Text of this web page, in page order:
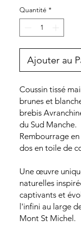
Quantité *
Ajouter au
Coussin tissé
brunes et
brebis
du Sud Manche.
Rembourrage
dos en toile de
Une œuvre
naturelles
captivants et
l'infini au large
Mont St Michel.